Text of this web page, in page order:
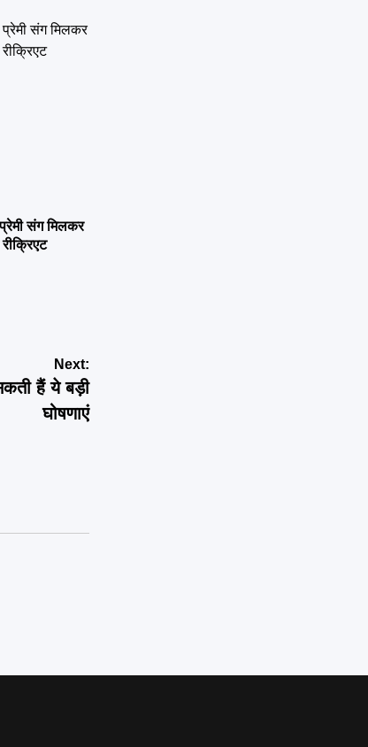
संग मिलकर
Next:
हैं ये बड़ी
घोषणाएं